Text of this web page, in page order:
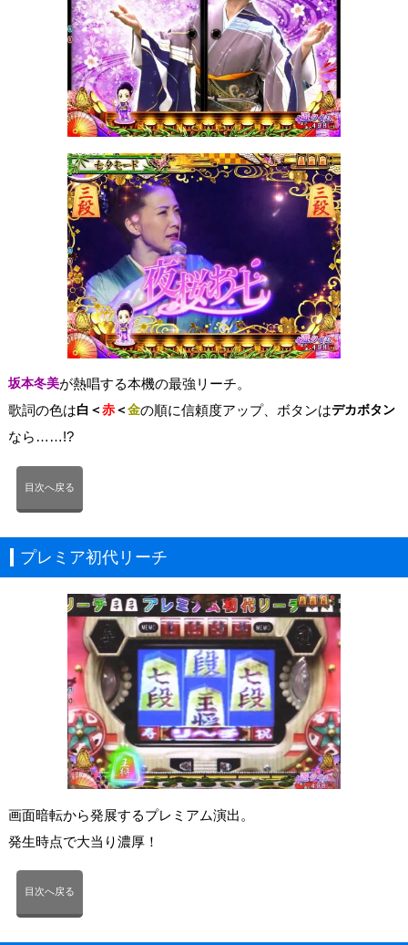
坂本冬美が熱唱する本機の最強リーチ。
歌詞の色は白＜赤＜金の順に信頼度アップ、ボタンはデカボタン
なら……!?
目次へ戻る
プレミア初代リーチ
画面暗転から発展するプレミアム演出。
発生時点で大当り濃厚！
目次へ戻る